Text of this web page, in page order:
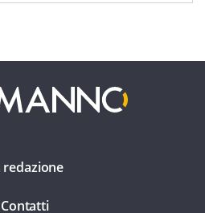
redazione
Contatti